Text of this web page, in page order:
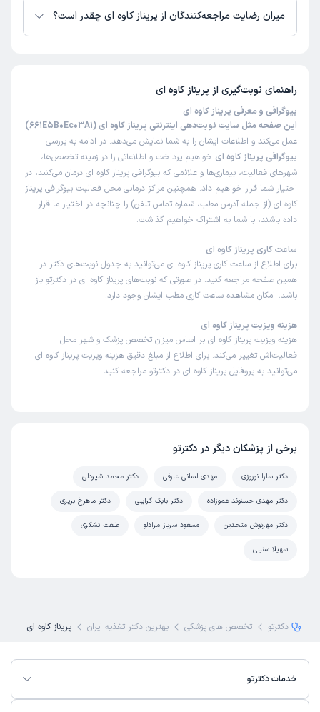
میزان رضایت مراجعه‌کنندگان از پریناز کاوه ای چقدر است؟
راهنمای نوبت‌گیری از پریناز کاوه ای
بیوگرافی و معرفی پریناز کاوه ای
این صفحه مثل سایت نوبت‌دهی اینترنتی پریناز کاوه ای (661E5B0Ec03A1)
عمل می‌کند و اطلاعات ایشان را به شما نمایش می‌دهد. در ادامه به بررسی
بیوگرافی پریناز کاوه ای خواهیم پرداخت و اطلاعاتی را در زمینه تخصص‌ها،
شهرهای فعالیت، بیماری‌ها و علائمی که بیوگرافی پریناز کاوه ای درمان می‌کنند، در
اختیار شما قرار خواهیم داد. همچنین مراکز درمانی محل فعالیت بیوگرافی پریناز
کاوه ای (از جمله آدرس مطب، شماره تماس تلفن) را چنانچه در اختیار ما قرار
داده باشند، با شما به اشتراک خواهیم گذاشت.
ساعت کاری پریناز کاوه ای
برای اطلاع از ساعت کاری پریناز کاوه ای می‌توانید به جدول نوبت‌های دکتر در
همین صفحه مراجعه کنید. در صورتی که نوبت‌های پریناز کاوه ای در دکترتو باز
باشد، امکان مشاهده ساعت کاری مطب ایشان وجود دارد.
هزینه ویزیت پریناز کاوه ای
هزینه ویزیت پریناز کاوه ای بر اساس میزان تخصص پزشک و شهر محل
فعالیت‌اش تغییر می‌کند. برای اطلاع از مبلغ دقیق هزینه ویزیت پریناز کاوه ای
می‌توانید به پروفایل پریناز کاوه ای در دکترتو مراجعه کنید.
برخی از پزشکان دیگر در دکترتو
دکتر سارا نوروزی مهدی لسانی عارفی دکتر محمد شیردلی
دکتر مهدی حسنوند عموزاده دکتر بابک گرایلی دکتر ماهرخ بریری
دکتر مهرنوش متحدین مسعود سرباز مرادلو طلعت تشکری
سهیلا سنبلی
دکترتو تخصص های پزشکی بهترین دکتر تغذیه ایران پریناز کاوه ای
خدمات دکترتو